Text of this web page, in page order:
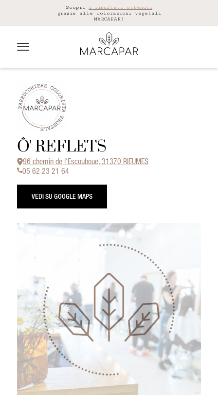
Scopri i risultati ottenuti
grazie alle colorazioni vegetali
MARCAPAR!
Ô' REFLETS
96 chemin de l'Escouboue, 31370 RIEUMES
05 62 23 21 64
VEDI SU GOOGLE MAPS